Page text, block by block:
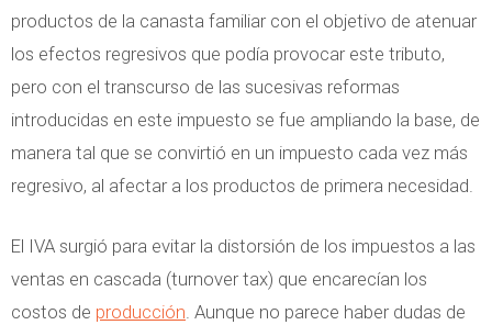
productos de la canasta familiar con el objetivo de atenuar
los efectos regresivos que podía provocar este tributo,
pero con el transcurso de las sucesivas reformas
introducidas en este impuesto se fue ampliando la base, de
manera tal que se convirtió en un impuesto cada vez más
regresivo, al afectar a los productos de primera necesidad.
El IVA surgió para evitar la distorsión de los impuestos a las
ventas en cascada (turnover tax) que encarecían los
costos de producción. Aunque no parece haber dudas de